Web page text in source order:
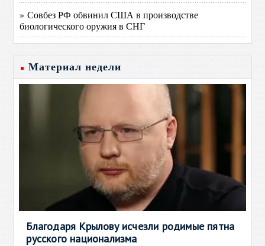
» Совбез РФ обвинил США в производстве
биологического оружия в СНГ
Материал недели
Благодаря Крылову исчезли родимые пятна
русского национализма